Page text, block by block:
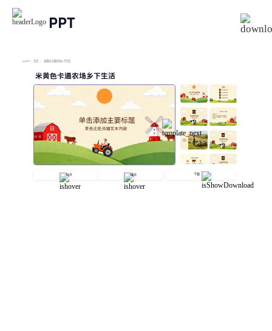
PPT
imyPPT / 生活 / 米黄色卡通农场乡下生活
米黄色卡通农场乡下生活
分享 播放 下载